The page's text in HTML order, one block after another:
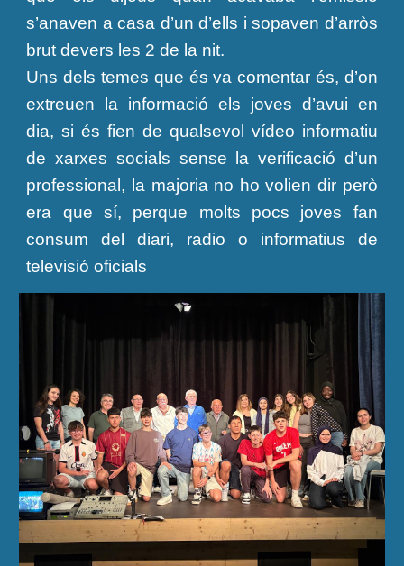
s’anaven a casa d’un d’ells i sopaven d’arròs
brut devers les 2 de la nit.
Uns dels temes que és va comentar és, d’on
extreuen la informació els joves d’avui en
dia, si és fien de qualsevol vídeo informatiu
de xarxes socials sense la verificació d’un
professional, la majoria no ho volien dir però
era que sí, perque molts pocs joves fan
consum del diari, radio o informatius de
televisió oficials